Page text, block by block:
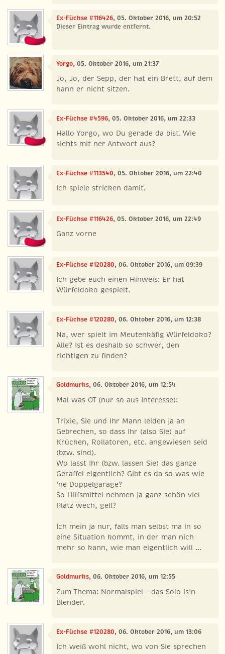
Ex-Füchse #116426, 05. Oktober 2016, um 20:52
Dieser Eintrag wurde entfernt.
Yorgo, 05. Oktober 2016, um 21:37
Jo, Jo, der Sepp, der hat ein Brett, auf dem
kann er nicht sitzen.
Ex-Füchse #4596, 05. Oktober 2016, um 22:33
Hallo Yorgo, wo Du gerade da bist. Wie
siehts mit ner Antwort aus?
Ex-Füchse #113540, 05. Oktober 2016, um 22:40
Ich spiele stricken damit.
Ex-Füchse #116426, 05. Oktober 2016, um 22:49
Ganz vorne
Ex-Füchse #120280, 06. Oktober 2016, um 09:39
Ich gebe euch einen Hinweis: Er hat
Würfeldoko gespielt.
Ex-Füchse #120280, 06. Oktober 2016, um 12:38
Na, wer spielt im Meutenkäfig Würfeldoko?
Alle? Ist es deshalb so schwer, den
richtigen zu finden?
Goldmurks, 06. Oktober 2016, um 12:54
Mal was OT (nur so aus Interesse):
Trixie, Sie und Ihr Mann leiden ja an
Gebrechen, so dass Ihr (also Sie) auf
Krücken, Rollatoren, etc. angewiesen seid
(bzw. sind).
Wo lasst Ihr (bzw. lassen Sie) das ganze
Geraffel eigentlich? Gibt es da so was wie
'ne Doppelgarage?
So Hilfsmittel nehmen ja ganz schön viel
Platz wech, gell?
Ich mein ja nur, falls man selbst ma in so
eine Situation kommt, in der man nich
mehr so kann, wie man eigentlich will ...
Goldmurks, 06. Oktober 2016, um 12:55
Zum Thema: Normalspiel - das Solo is'n
Blender.
Ex-Füchse #120280, 06. Oktober 2016, um 13:06
Ich weiß wohl nicht, wo von Sie sprechen